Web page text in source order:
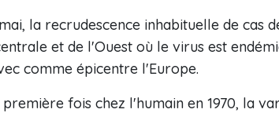
la recrudescence inhabituelle de cas
et de l'Ouest où le virus est
comme épicentre l'Europe.
fois chez l'humain en 1970, la